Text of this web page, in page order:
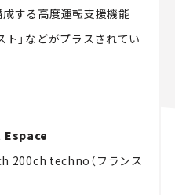
する高度運転支援機能
ト」などがプラスされてい
Espace
200ch techno（フランス